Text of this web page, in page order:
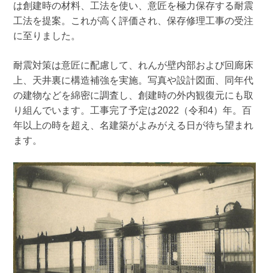
は創建時の材料、工法を使い、意匠を極力保存する耐震
工法を提案。これが高く評価され、保存修理工事の受注
に至りました。
耐震対策は意匠に配慮して、れんが壁内部および回廊床
上、天井裏に構造補強を実施。写真や設計図面、同年代
の建物などを綿密に調査し、創建時の外内観復元にも取
り組んでいます。工事完了予定は2022（令和4）年。百
年以上の時を超え、名建築がよみがえる日が待ち望まれ
ます。